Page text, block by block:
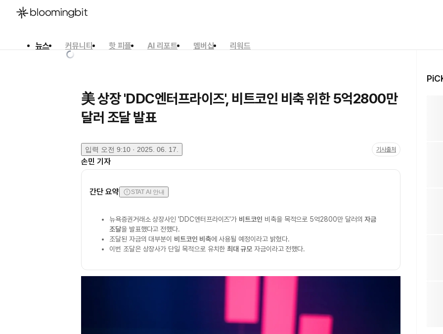
뉴스 커뮤니티 핫 피플 AI 리포트 멤버십
리워드
美 상장 'DDC엔터프라이즈', 비트코인 비축 위한 5억2800만
달러 조달 발표
입력 오전 9:10 · 2025. 06. 17. 기사출처
손민 기자
간단 요약 STAT AI 안내
뉴욕증권거래소 상장사인 'DDC엔터프라이즈'가 비트코인 비축을 목적으로 5억2800만 달러의자금
조달을 발표했다고 전했다.
조달된 자금의 대부분이 비트코인 비축에 사용될 예정이라고 밝혔다.
이번 조달은 상장사가 단일 목적으로 유치한최대 규모자금이라고 전했다.